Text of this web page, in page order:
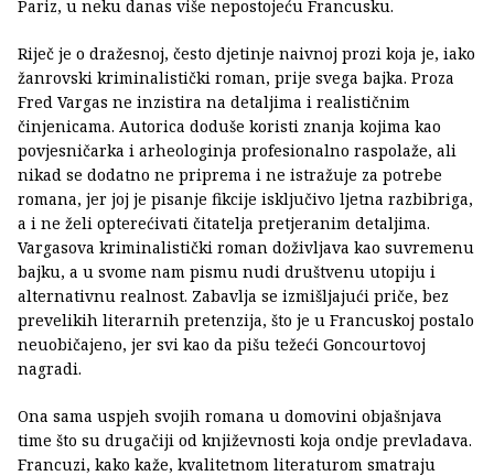
Pariz, u neku danas više nepostojeću Francusku.
Riječ je o dražesnoj, često djetinje naivnoj prozi koja je, iako
žanrovski kriminalistički roman, prije svega bajka. Proza
Fred Vargas ne inzistira na detaljima i realističnim
činjenicama. Autorica doduše koristi znanja kojima kao
povjesničarka i arheologinja profesionalno raspolaže, ali
nikad se dodatno ne priprema i ne istražuje za potrebe
romana, jer joj je pisanje fikcije isključivo ljetna razbibriga,
a i ne želi opterećivati čitatelja pretjeranim detaljima.
Vargasova kriminalistički roman doživljava kao suvremenu
bajku, a u svome nam pismu nudi društvenu utopiju i
alternativnu realnost. Zabavlja se izmišljajući priče, bez
prevelikih literarnih pretenzija, što je u Francuskoj postalo
neuobičajeno, jer svi kao da pišu težeći Goncourtovoj
nagradi.
Ona sama uspjeh svojih romana u domovini objašnjava
time što su drugačiji od književnosti koja ondje prevladava.
Francuzi, kako kaže, kvalitetnom literaturom smatraju